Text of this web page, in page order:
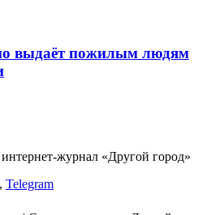
выдаёт пожилым людям
журнал «Другой город»
, Telegram